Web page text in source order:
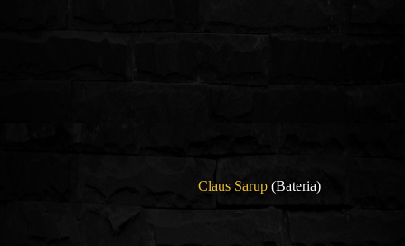
Claus Sarup (Bateria)